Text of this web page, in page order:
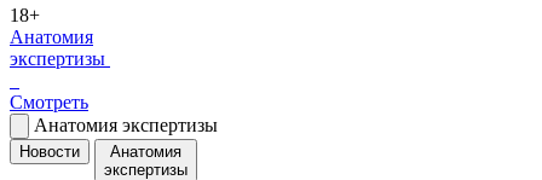
18+
Анатомия
экспертизы
Смотреть
Анатомия экспертизы
Новости
Анатомия
экспертизы